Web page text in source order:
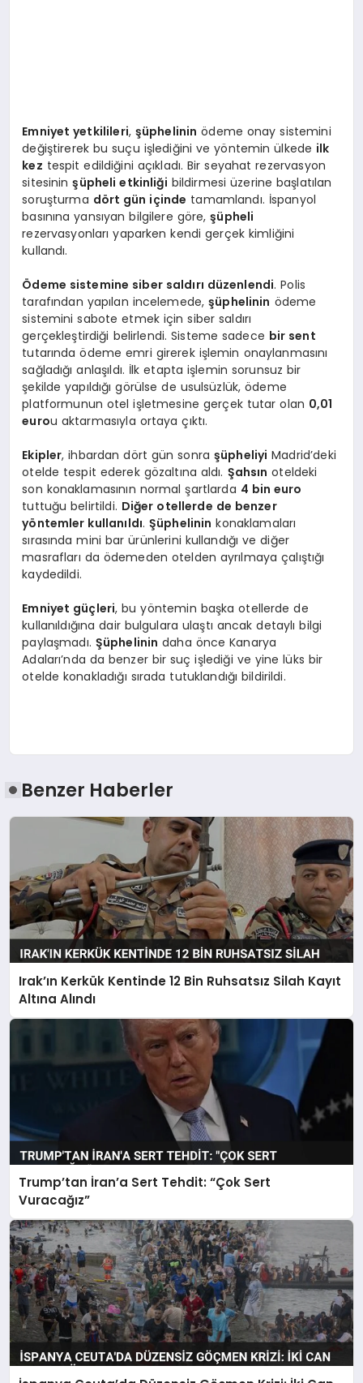
Emniyet yetkilileri, şüphelinin ödeme onay sistemini
değiştirerek bu suçu işlediğini ve yöntemin ülkede ilk
kez tespit edildiğini açıkladı. Bir seyahat rezervasyon
sitesininşüpheli etkinliği bildirmesi üzerine başlatılan
soruşturma dört gün içinde tamamlandı. İspanyol
basınına yansıyan bilgilere göre,şüpheli
rezervasyonları yaparken kendi gerçek kimliğini
kullandı.
Ödeme sistemine siber saldırı düzenlendi. Polis
tarafından yapılan incelemede,şüphelinin ödeme
sistemini sabote etmek için siber saldırı
gerçekleştirdiği belirlendi. Sisteme sadece bir sent
tutarında ödeme emri girerek işlemin onaylanmasını
sağladığı anlaşıldı. İlk etapta işlemin sorunsuz bir
şekilde yapıldığı görülse de usulsüzlük, ödeme
platformunun otel işletmesine gerçek tutar olan 0,01
eurou aktarmasıyla ortaya çıktı.
Ekipler, ihbardan dört gün sonra şüpheliyi Madrid’deki
otelde tespit ederek gözaltına aldı. Şahsın oteldeki
son konaklamasının normal şartlarda 4 bin euro
tuttuğu belirtildi. Diğer otellerde de benzer
yöntemler kullanıldı.Şüphelinin konaklamaları
sırasında mini bar ürünlerini kullandığı ve diğer
masrafları da ödemeden otelden ayrılmaya çalıştığı
kaydedildi.
Emniyet güçleri, bu yöntemin başka otellerde de
kullanıldığına dair bulgulara ulaştı ancak detaylı bilgi
paylaşmadı. Şüphelinin daha önce Kanarya
Adaları’nda da benzer bir suç işlediği ve yine lüks bir
otelde konakladığı sırada tutuklandığı bildirildi.
Benzer Haberler
Irak’ın Kerkük Kentinde 12 Bin Ruhsatsız Silah Kayıt
Altına Alındı
Trump’tan İran’a Sert Tehdit: “Çok Sert
Vuracağız”